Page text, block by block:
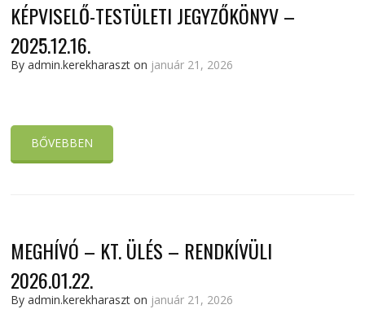
KÉPVISELŐ-TESTÜLETI JEGYZŐKÖNYV –
2025.12.16.
By admin.kerekharaszt on január 21, 2026
BŐVEBBEN
MEGHÍVÓ – KT. ÜLÉS – RENDKÍVÜLI
2026.01.22.
By admin.kerekharaszt on január 21, 2026